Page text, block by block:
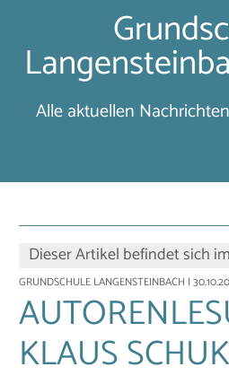
Alle aktuellen
Dieser Artikel befindet sich
GRUNDSCHULE LANGENSTEINBACH |
KLAUS